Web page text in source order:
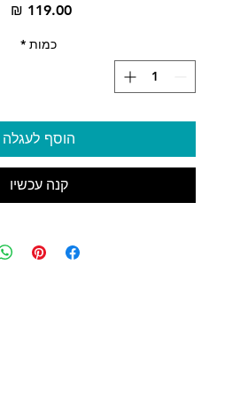
‏119.00 ‏₪
כמות *
הוסף לעגלה
קנה עכשיו